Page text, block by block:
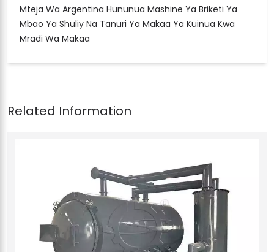
Mteja Wa Argentina Hununua Mashine Ya Briketi Ya
Mbao Ya Shuliy Na Tanuri Ya Makaa Ya Kuinua Kwa
Mradi Wa Makaa